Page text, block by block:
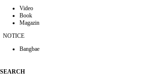
Video
Book
Magazin
NOTICE
Bangbae
SEARCH